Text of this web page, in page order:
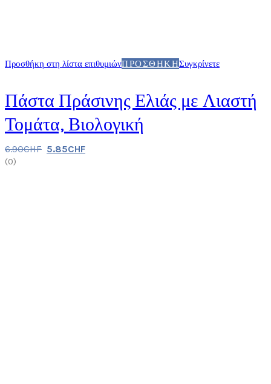
Προσθήκη στη λίστα επιθυμιώνΠΡΟΣΘΉΚΗΣυγκρίνετε
Πάστα Πράσινης Ελιάς με Λιαστή
Τομάτα, Βιολογική
6.90CHF 5.85CHF
(0)